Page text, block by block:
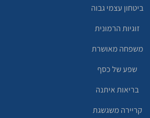
ביטחון עצמי גבוה
זוגיות הרמונית
משפחה מאושרת
שפע של כסף
בריאות איתנה
קריירה משגשגת